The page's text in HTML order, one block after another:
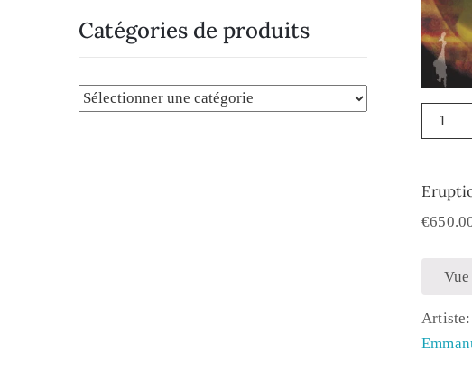
€
Artiste:
Catégories de produits